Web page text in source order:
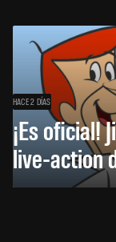
HACE 2 DÍAS
¡Es oficial!
live-action